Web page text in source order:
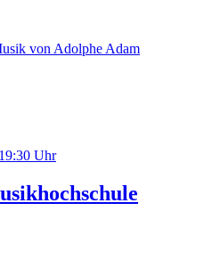
von Adolphe Adam
19:30 Uhr